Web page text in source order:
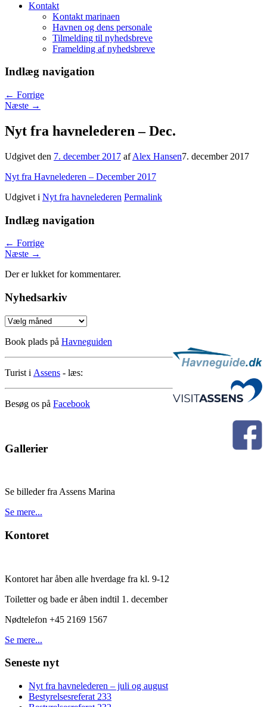
Kontakt
Kontakt marinaen
Havnen og dens personale
Tilmelding til nyhedsbreve
Framelding af nyhedsbreve
Indlæg navigation
← Forrige
Næste →
Nyt fra havnelederen – Dec.
Udgivet den 7. december 2017 afAlex Hansen7. december 2017
Nyt fra Havnelederen – December 2017
Udgivet i Nyt fra havnelederen Permalink
Indlæg navigation
← Forrige
Næste →
Der er lukket for kommentarer.
Nyhedsarkiv
Nyhedsarkiv
Book plads på Havneguiden
Turist i Assens - læs:
Besøg os på Facebook
Gallerier
Se billeder fra Assens Marina
Se mere...
Kontoret
Kontoret har åben alle hverdage fra kl. 9-12
Toiletter og bade er åben indtil 1. december
Nødtelefon +45 2169 1567
Se mere...
Seneste nyt
Nyt fra havnelederen – juli og august
Bestyrelsesreferat 233